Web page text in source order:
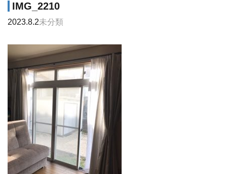
IMG_2210
2023.8.2未分類